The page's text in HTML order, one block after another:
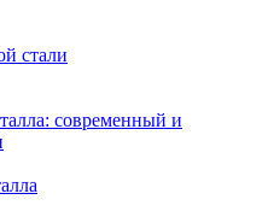
стали
современный и